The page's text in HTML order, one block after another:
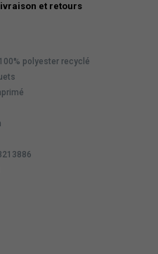
et retours
polyester recyclé